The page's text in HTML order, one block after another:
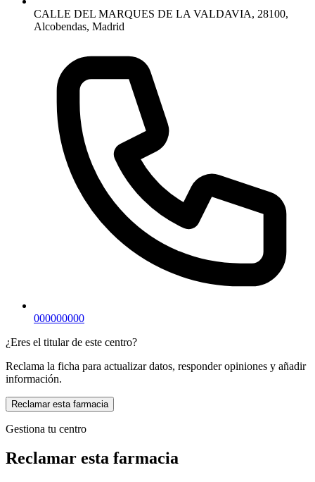
CALLE DEL MARQUES DE LA VALDAVIA, 28100,
Alcobendas, Madrid
000000000
¿Eres el titular de este centro?
Reclama la ficha para actualizar datos, responder opiniones y añadir
información.
Reclamar esta farmacia
Gestiona tu centro
Reclamar esta farmacia